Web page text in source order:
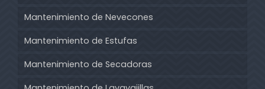
Mantenimiento de Nevecones
Mantenimiento de Estufas
Mantenimiento de Secadoras